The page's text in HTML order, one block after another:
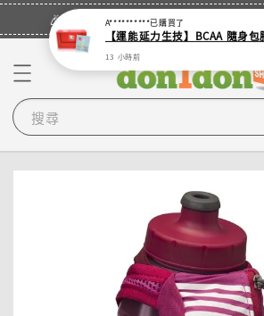
🎉登入會員・領取您的專屬折扣券！
搜尋
A**********已購買了
13 小時前